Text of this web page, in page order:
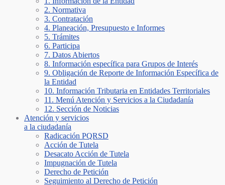
2. Normativa
3. Contratación
4. Planeación, Presupuesto e Informes
5. Trámites
6. Participa
7. Datos Abiertos
8. Información específica para Grupos de Interés
9. Obligación de Reporte de Información Específica de
la Entidad
10. Información Tributaria en Entidades Territoriales
11. Menú Atención y Servicios a la Ciudadanía
12. Sección de Noticias
Atención y servicios
a la ciudadanía
Radicación PQRSD
Acción de Tutela
Desacato Acción de Tutela
Impugnación de Tutela
Derecho de Petición
Seguimiento al Derecho de Petición